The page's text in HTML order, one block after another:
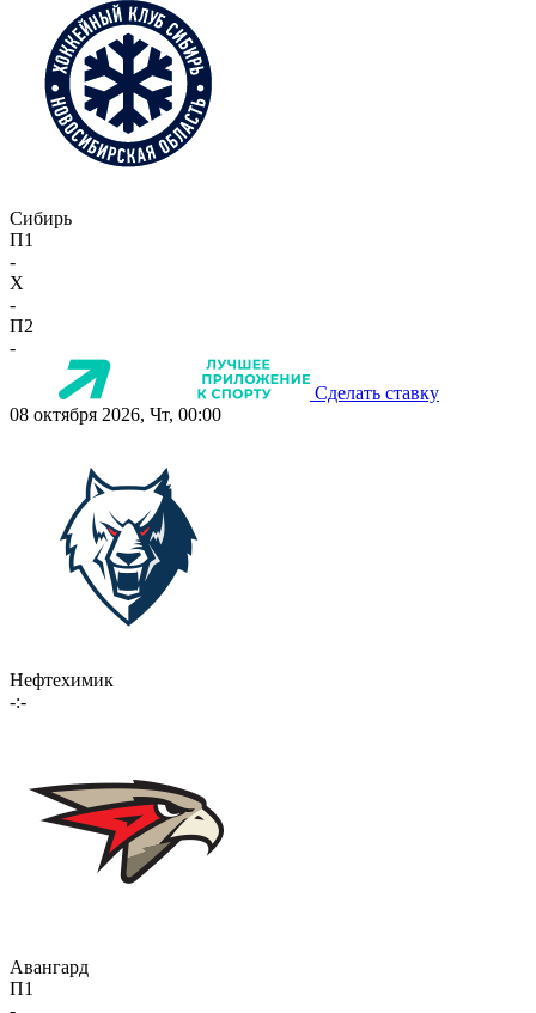
Сибирь
П1
-
X
-
П2
-
Сделать ставку
08 октября 2026, Чт, 00:00
Нефтехимик
-:-
Авангард
П1